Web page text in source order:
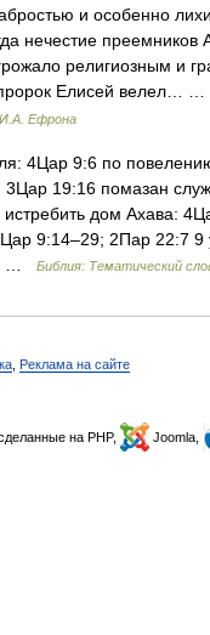
и особенно
нечестие преемников
религиозным и
Елисей велел… …
И.А. Ефрона
4Цар 9:6 по
3Цар 19:16 помазан
дом Ахава:
9:14–29; 2Пар 22:7 9
…
Библия: Тематический
Реклама на сайте
сделанные на PHP, Joomla,